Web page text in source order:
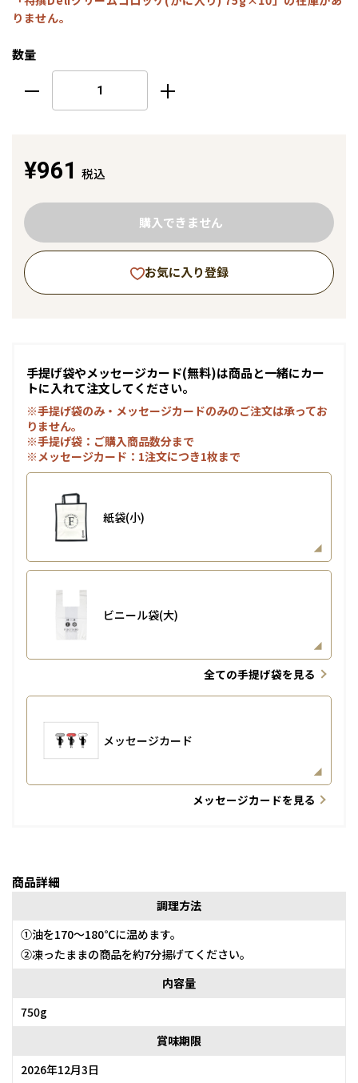
りません。
数量
¥961 税込
購入できません
お気に入り登録
手提げ袋やメッセージカード(無料)は商品と一緒にカー
トに入れて注文してください。
※手提げ袋のみ・メッセージカードのみのご注文は承ってお
りません。
※手提げ袋：ご購入商品数分まで
※メッセージカード：1注文につき1枚まで
紙袋(小)
ビニール袋(大)
全ての手提げ袋を見る
メッセージカード
メッセージカードを見る
商品詳細
調理方法
①油を170～180℃に温めます。
②凍ったままの商品を約7分揚げてください。
内容量
750g
賞味期限
2026年12月3日